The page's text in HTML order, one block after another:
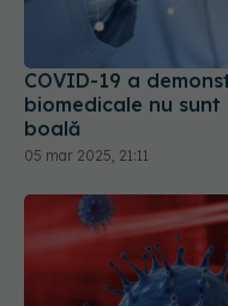
COVID-19 a
biomedicale nu
boală
05 mar 2025, 21:11